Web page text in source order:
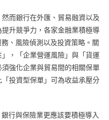
而銀行在外匯、貿易融資以及
升競爭力，各家金融業積極導
、風險偵測以及投資策略。關
，「企業營運風險」與「貨運
強化企業與貿易間的相關保單
投資型保單」可為收益承壓分
行與保險業更應該要積極導入